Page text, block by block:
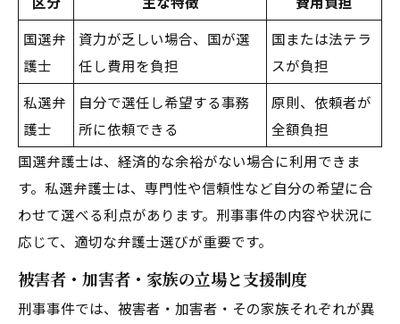
国選弁
護士
資力が乏しい場合、国が選
任し費用を負担
国または法テラ
スが負担
私選弁
護士
自分で選任し希望する事務
所に依頼できる
原則、依頼者が
全額負担
国選弁護士は、経済的な余裕がない場合に利用できま
す。私選弁護士は、専門性や信頼性など自分の希望に合
わせて選べる利点があります。刑事事件の内容や状況に
応じて、適切な弁護士選びが重要です。
被害者・加害者・家族の立場と支援制度
刑事事件では、被害者・加害者・その家族それぞれが異